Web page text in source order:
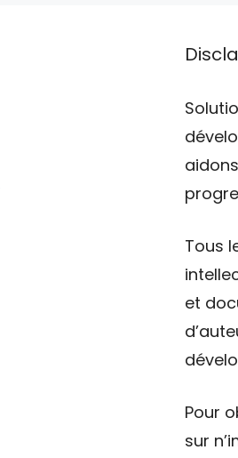
Tous
et
Pour
sur